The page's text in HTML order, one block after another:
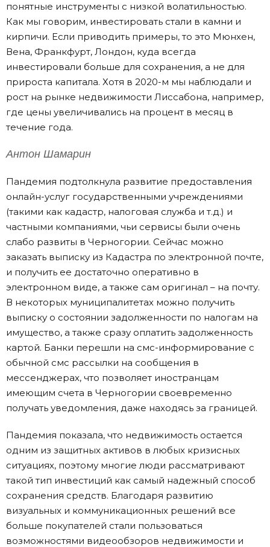
понятные инструменты с низкой волатильностью.
Как мы говорим, инвестировать стали в камни и
кирпичи. Если приводить примеры, то это Мюнхен,
Вена, Франкфурт, Лондон, куда всегда
инвестировали больше для сохранения, а не для
прироста капитала. Хотя в 2020-м мы наблюдали и
рост на рынке недвижимости Лиссабона, например,
где цены увеличивались на процент в месяц в
течение года.
Антон Шамарин
Пандемия подтолкнула развитие предоставления
онлайн-услуг государственными учреждениями
(такими как кадастр, налоговая служба и т.д.) и
частными компаниями, чьи сервисы были очень
слабо развиты в Черногории. Сейчас можно
заказать выписку из Кадастра по электронной почте,
и получить ее достаточно оперативно в
электронном виде, а также сам оригинал – на почту.
В некоторых муниципалитетах можно получить
выписку о состоянии задолженности по налогам на
имущество, а также сразу оплатить задолженность
картой. Банки перешли на смс-информирование с
обычной смс рассылки на сообщения в
мессенджерах, что позволяет иностранцам
имеющим счета в Черногории своевременно
получать уведомления, даже находясь за границей.
Пандемия показала, что недвижимость остается
одним из защитных активов в любых кризисных
ситуациях, поэтому многие люди рассматривают
такой тип инвестиций как самый надежный способ
сохранения средств. Благодаря развитию
визуальных и коммуникационных решений все
больше покупателей стали пользоваться
возможностями видеообзоров недвижимости и